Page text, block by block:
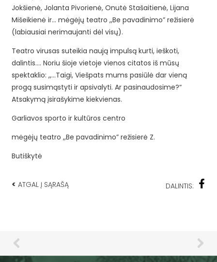
Jokšienė, Jolanta Pivorienė, Onutė Stašaitienė, Lijana
Mišeikienė ir… mėgėjų teatro ,,Be pavadinimo” režisierė
(labiausiai nerimaujanti dėl visų).
Teatro virusas suteikia naują impulsą kurti, ieškoti,
dalintis…. Noriu šioje vietoje vienos citatos iš mūsų
spektaklio: ,,…Taigi, Viešpats mums pasiūlė dar vieną
progą susimąstyti ir apsivalyti. Ar pasinaudosime?“
Atsakymą įsirašykime kiekvienas.
Garliavos sporto ir kultūros centro
mėgėjų teatro ,,Be pavadinimo” režisierė Z.
Butiškytė
< ATGAL Į SĄRAŠĄ DALINTIS: